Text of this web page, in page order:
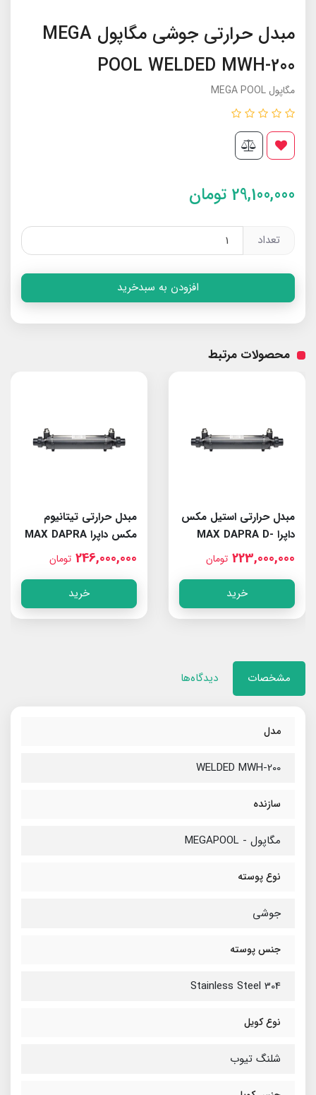
مبدل حرارتی جوشی مگاپول MEGA
POOL WELDED MWH-200
مگاپول MEGA POOL
29,100,000 تومان
تعداد
افزودن به سبدخرید
محصولات مرتبط
مبدل حرارتی استیل مکس
داپرا MAX DAPRA D-
KWT-AISI 105
223,000,000 تومان
خرید
مبدل حرارتی تیتانیوم
مکس داپرا MAX DAPRA
D-KWT-TI 85
246,000,000 تومان
خرید
مشخصات دیدگاه‌ها
مدل
WELDED MWH-200
سازنده
مگاپول - MEGAPOOL
نوع پوسته
جوشی
جنس پوسته
Stainless Steel 304
نوع کویل
شلنگ تیوب